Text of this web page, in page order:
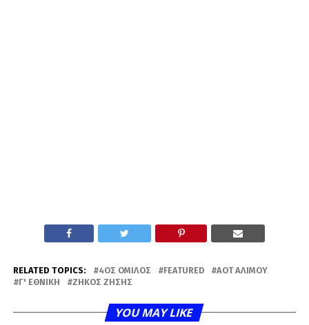
RELATED TOPICS: 4ΟΣ ΌΜΙΛΟΣ FEATURED
ΑΟΤ ΑΛΊΜΟΥ
Γ' ΕΘΝΙΚΉ
ΖΉΚΟΣ ΖΉΣΗΣ
YOU MAY LIKE